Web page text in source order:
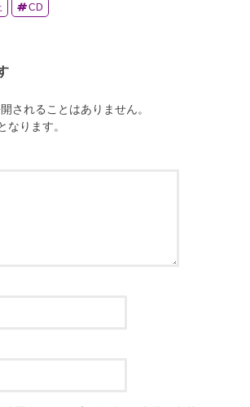
CD
されることはありません。
なります。